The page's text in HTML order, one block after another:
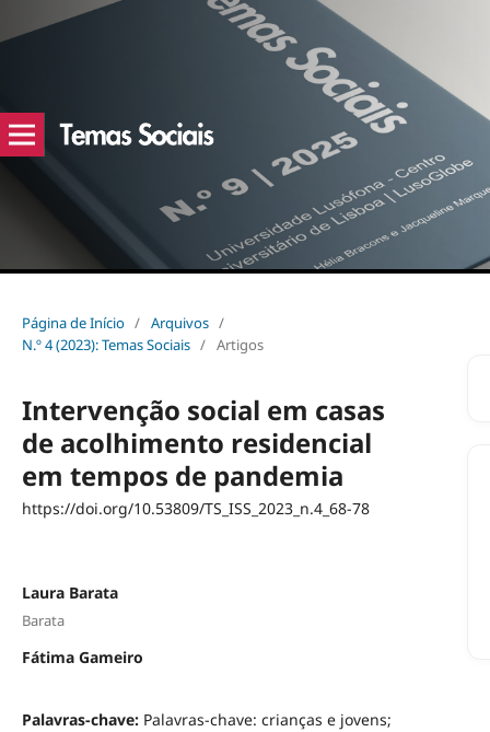
Página de Início / Arquivos /
N.º 4 (2023): Temas Sociais / Artigos
Intervenção social em casas
de acolhimento residencial
em tempos de pandemia
https://doi.org/10.53809/TS_ISS_2023_n.4_68-78
Laura Barata
Barata
Fátima Gameiro
Palavras-chave: Palavras-chave: crianças e jovens;